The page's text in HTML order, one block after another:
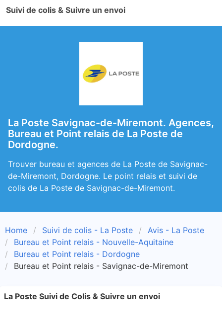
Suivi de colis & Suivre un envoi
La Poste Savignac-de-Miremont. Agences,
Bureau et Point relais de La Poste de
Dordogne.
Trouver bureau et agences de La Poste de Savignac-
de-Miremont, Dordogne. Le point relais et suivi de
colis de La Poste de Savignac-de-Miremont.
Home Suivi de colis - La Poste
Avis - La Poste
Bureau et Point relais - Nouvelle-Aquitaine
Bureau et Point relais - Dordogne
Bureau et Point relais - Savignac-de-Miremont
La Poste Suivi de Colis & Suivre un envoi